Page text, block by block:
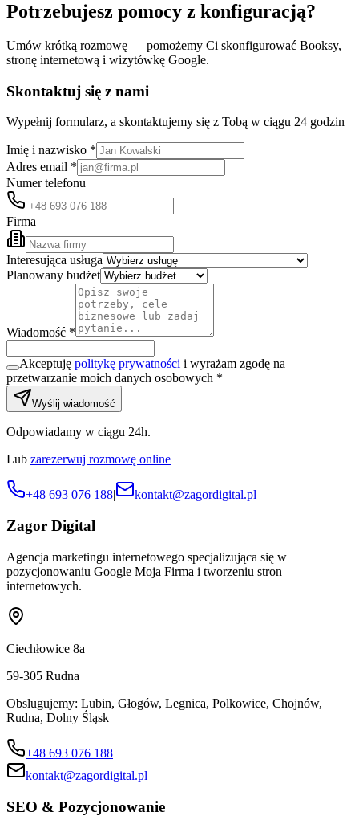
Potrzebujesz pomocy z konfiguracją?
Umów krótką rozmowę — pomożemy Ci skonfigurować Booksy,
stronę internetową i wizytówkę Google.
Skontaktuj się z nami
Wypełnij formularz, a skontaktujemy się z Tobą w ciągu 24 godzin
Imię i nazwisko *
Adres email *
Numer telefonu
Firma
Interesująca usługa
Planowany budżet
Wiadomość *
Akceptuję politykę prywatności i wyrażam zgodę na
przetwarzanie moich danych osobowych *
Wyślij wiadomość
Odpowiadamy w ciągu 24h.
Lub zarezerwuj rozmowę online
+48 693 076 188| kontakt@zagordigital.pl
Zagor Digital
Agencja marketingu internetowego specjalizująca się w
pozycjonowaniu Google Moja Firma i tworzeniu stron
internetowych.
Ciechłowice 8a
59-305 Rudna
Obslugujemy: Lubin, Głogów, Legnica, Polkowice, Chojnów,
Rudna, Dolny Śląsk
+48 693 076 188
kontakt@zagordigital.pl
SEO & Pozycjonowanie